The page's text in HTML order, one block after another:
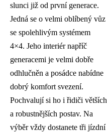
slunci již od první generace.
Jedná se o velmi oblíbený vůz
se spolehlivým systémem
4×4. Jeho interiér napříč
generacemi je velmi dobře
odhlučněn a posádce nabídne
dobrý komfort svezení.
Pochvalují si ho i řidiči větších
a robustnějších postav. Na
výběr vždy dostanete tři jízdní